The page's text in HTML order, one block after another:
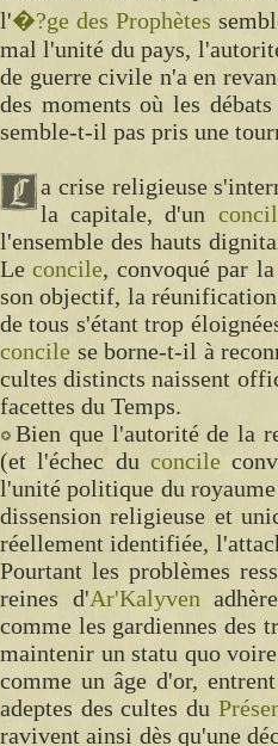
l'�?ge des Prophètes
mal l'unité du pays,
de guerre civile n'a en
des moments où les
semble-t-il pas pris une
a crise religieuse
la capitale, d'un
l'ensemble des hauts
Leconcile, convoqué par
son objectif, la
de tous s'étant trop
concile se borne-t-il à
cultes distincts naissent
facettes du Temps.
Bien que l'autorité de la
(et l'échec du concile
l'unité politique du
dissension religieuse et
réellement identifiée,
Pourtant les problèmes
reines d'Ar'Kalyven
comme les gardiennes des
maintenir un statu quo
comme un âge d'or,
adeptes des cultes du
ravivent ainsi dès qu'une